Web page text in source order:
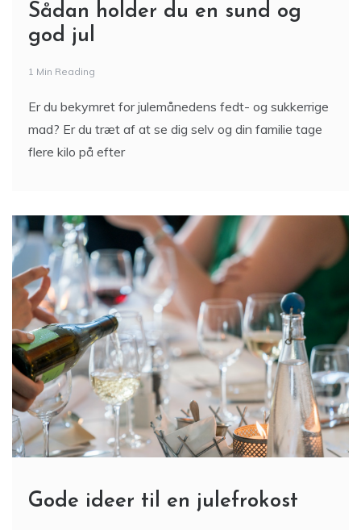
Sådan holder du en sund og
god jul
1 Min Reading
Er du bekymret for julemånedens fedt- og sukkerrige
mad? Er du træt af at se dig selv og din familie tage
flere kilo på efter
Gode ideer til en julefrokost